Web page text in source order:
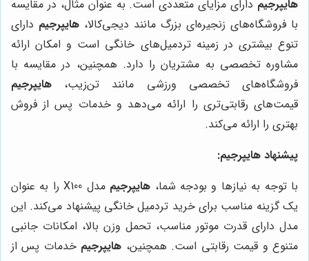
هایپرجیم دارای مزایای متعددی است. به عنوان مثال، در مقایسه
با فروشگاه‌های زنجیره‌ای بزرگ مانند دیجی‌کالا، هایپرجیم دارای
تنوع بیشتری در زمینه تردمیل‌های خانگی است و امکان ارائه
مشاوره تخصصی به مشتریان را دارد. همچنین، در مقایسه با
فروشگاه‌های تخصصی ورزشی مانند تن‌زیب، هایپرجیم
قیمت‌های رقابتی‌تری را ارائه می‌دهد و خدمات پس از فروش
بهتری را ارائه می‌کند.
پیشنهاد هایپرجیم:
با توجه به نیازها و بودجه شما، هایپرجیم
مدل X100 را به عنوان
یک گزینه مناسب برای خرید تردمیل خانگی پیشنهاد می‌کند. این
مدل دارای قدرت موتور مناسب، تحمل وزن بالا، امکانات جانبی
متنوع و قیمت رقابتی است. همچنین، هایپرجیم خدمات پس از